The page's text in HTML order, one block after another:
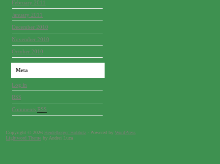
February 2011
January 2011
December 2010
November 2010
October 2010
Meta
Log in
RSS
Comments RSS
Copyright © 2026 Heidelberger Hobbitz · Powered by WordPress
Lightword Theme by Andrei Luca